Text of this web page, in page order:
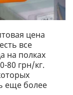
цена
все
на полках
80 грн/кг.
еще более